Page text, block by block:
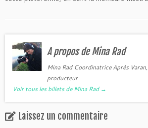
A propos de Mina Rad
Mina Rad Coordinatrice Après
producteur
Voir tous les billets de Mina Rad →
Laissez un commentaire